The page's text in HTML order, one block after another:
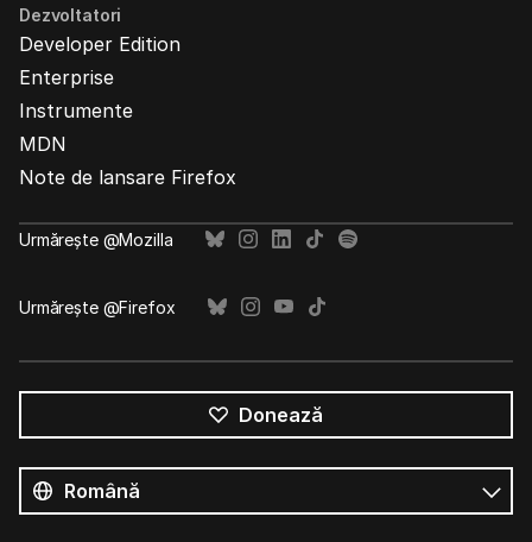
Dezvoltatori
Developer Edition
Enterprise
Instrumente
MDN
Note de lansare Firefox
Urmărește @Mozilla
Urmărește @Firefox
Donează
limbile
Limbă